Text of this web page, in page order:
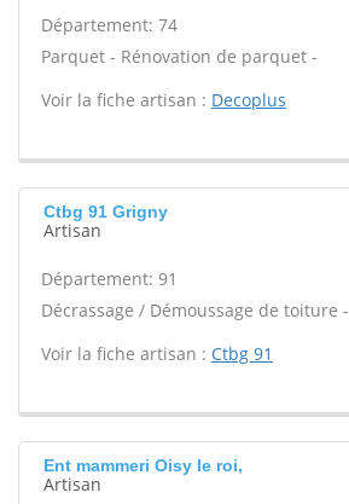
Département: 74
Parquet - Rénovation de parquet -
Voir la fiche artisan : Decoplus
Ctbg 91 Grigny
Artisan
Département: 91
Décrassage / Démoussage de toiture -
Voir la fiche artisan : Ctbg 91
Ent mammeri Oisy le roi,
Artisan